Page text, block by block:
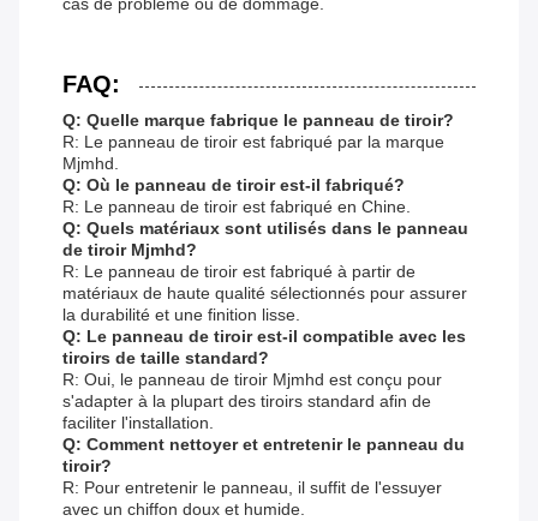
cas de problème ou de dommage.
FAQ:
Q: Quelle marque fabrique le panneau de tiroir?
R: Le panneau de tiroir est fabriqué par la marque
Mjmhd.
Q: Où le panneau de tiroir est-il fabriqué?
R: Le panneau de tiroir est fabriqué en Chine.
Q: Quels matériaux sont utilisés dans le panneau
de tiroir Mjmhd?
R: Le panneau de tiroir est fabriqué à partir de
matériaux de haute qualité sélectionnés pour assurer
la durabilité et une finition lisse.
Q: Le panneau de tiroir est-il compatible avec les
tiroirs de taille standard?
R: Oui, le panneau de tiroir Mjmhd est conçu pour
s'adapter à la plupart des tiroirs standard afin de
faciliter l'installation.
Q: Comment nettoyer et entretenir le panneau du
tiroir?
R: Pour entretenir le panneau, il suffit de l'essuyer
avec un chiffon doux et humide.